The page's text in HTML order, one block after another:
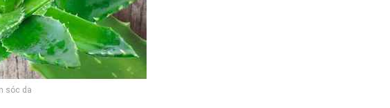
sóc da